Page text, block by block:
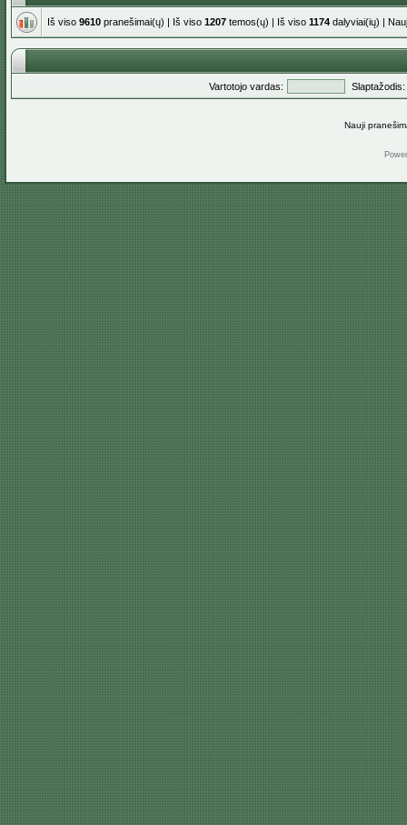
Iš viso 9610 pranešimai(ų) | Iš viso 1207 temos(ų) | Iš viso 1174 dalyviai(ių) |
Vartotojo vardas: Slaptažodis:
Nauji